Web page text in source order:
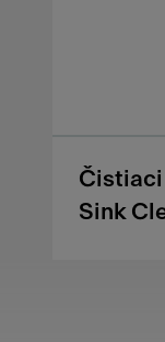
Čistiaci
Sink